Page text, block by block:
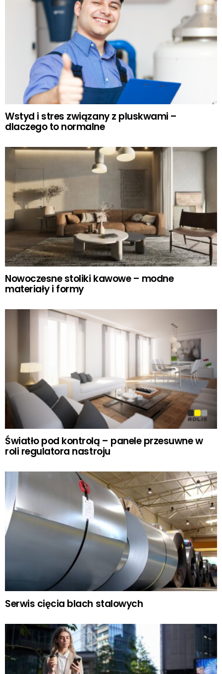
Wstyd i stres związany z pluskwami –
dlaczego to normalne
Nowoczesne stoliki kawowe – modne
materiały i formy
Światło pod kontrolą – panele przesuwne w
roli regulatora nastroju
Serwis cięcia blach stalowych